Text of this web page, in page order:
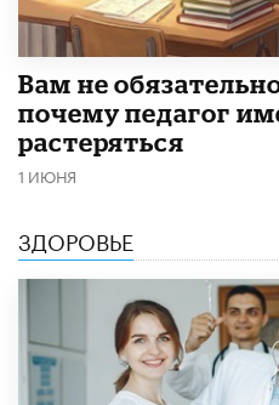
​Вам не
почему педагог
растеряться
1 ИЮНЯ
ЗДОРОВЬЕ